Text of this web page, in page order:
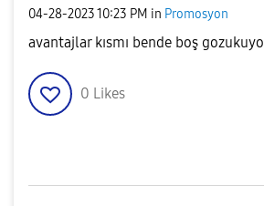
‎04-28-202310:23 PM in Promosyon
avantajlar kısmı bende boş gozukuyo
0 Likes